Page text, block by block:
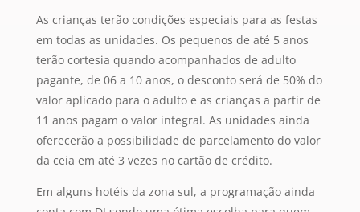
As crianças terão condições especiais para as festas
em todas as unidades. Os pequenos de até 5 anos
terão cortesia quando acompanhados de adulto
pagante, de 06 a 10 anos, o desconto será de 50% do
valor aplicado para o adulto e as crianças a partir de
11 anos pagam o valor integral. As unidades ainda
oferecerão a possibilidade de parcelamento do valor
da ceia em até 3 vezes no cartão de crédito.
Em alguns hotéis da zona sul, a programação ainda